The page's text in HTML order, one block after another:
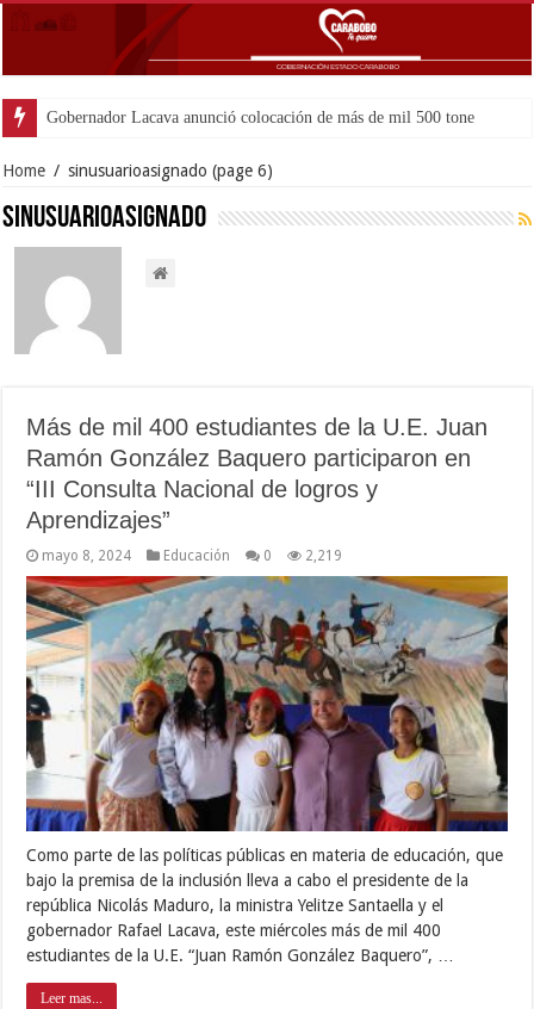
Home / sinusuarioasignado (page 6)
sinusuarioasignado
Más de mil 400 estudiantes de la U.E. Juan
Ramón González Baquero participaron en
“III Consulta Nacional de logros y
Aprendizajes”
mayo 8, 2024 Educación 0 2,219
Como parte de las políticas públicas en materia de educación, que
bajo la premisa de la inclusión lleva a cabo el presidente de la
república Nicolás Maduro, la ministra Yelitze Santaella y el
gobernador Rafael Lacava, este miércoles más de mil 400
estudiantes de la U.E. “Juan Ramón González Baquero”, …
Leer mas...